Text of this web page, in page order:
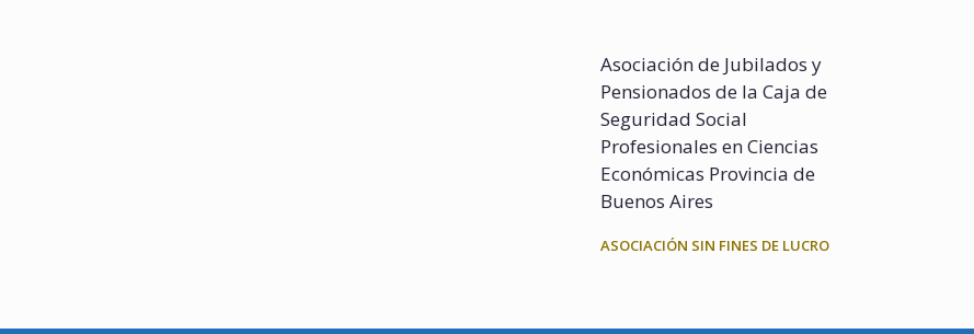
Asociación de Jubilados y
Pensionados de la Caja de
Seguridad Social
Profesionales en Ciencias
Económicas Provincia de
Buenos Aires
ASOCIACIÓN SIN FINES DE LUCRO